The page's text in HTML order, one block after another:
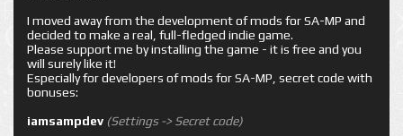
I moved away from the development of mods for SA-MP and
decided to make a real, full-fledged indie game.
Please support me by installing the game - it is free and you
will surely like it!
Especially for developers of mods for SA-MP, secret code with
bonuses:
iamsampdev (Settings -> Secret code)